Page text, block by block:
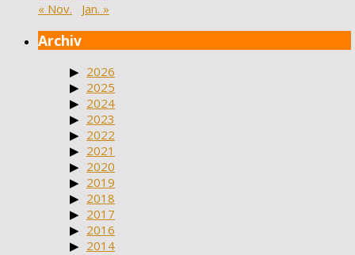
« Nov.
Jan. »
Archiv
2026
2025
2024
2023
2022
2021
2020
2019
2018
2017
2016
2014